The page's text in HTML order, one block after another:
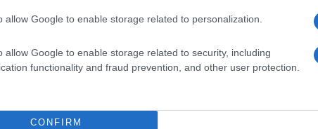
allow Google to enable storage related to personalization.
allow Google to enable storage related to security, including
functionality and fraud prevention, and other user protection.
CONFIRM
ha affermato di voler “
creare grandi
NFT: i 3 semplici concetti essenziali“